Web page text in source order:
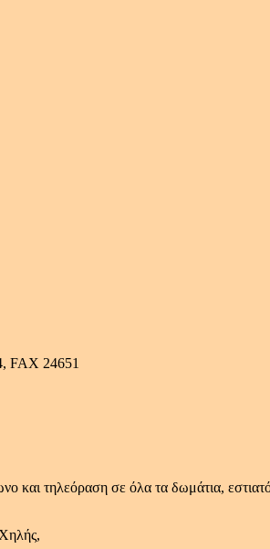
FAX 24651
και τηλεόραση σε όλα τα δωμάτια,